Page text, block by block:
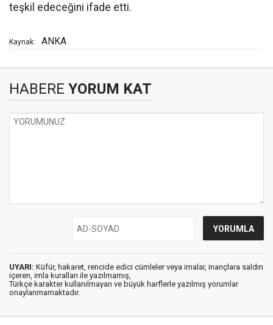
teşkil edeceğini ifade etti.
Kaynak: ANKA
HABERE YORUM KAT
UYARI: Küfür, hakaret, rencide edici cümleler veya imalar, inançlara saldırı
içeren, imla kuralları ile yazılmamış,
Türkçe karakter kullanılmayan ve büyük harflerle yazılmış yorumlar
onaylanmamaktadır.